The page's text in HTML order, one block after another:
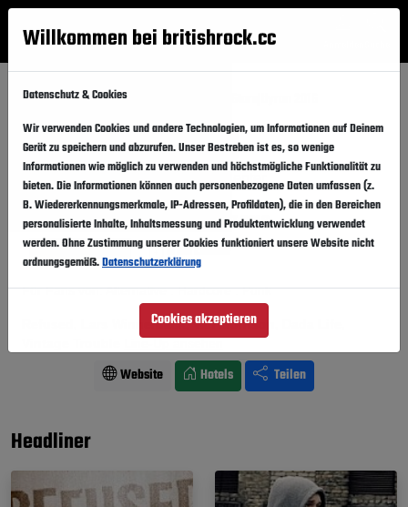
Menü
Startseite Festivals
Storsjöyran 2016 Folgen
Schweden, Östersund, Center
Freitag,29.07.2016-Samstag, 30.07.2016
Vergangener Event
Für Fans von: Alternative . Hardcore . Punk
Refused, Lars Winnerbäck, Van Morrison, Dada Life,
Website Hotels Teilen
Headliner
Willkommen bei britishrock.cc
Datenschutz & Cookies
Wir verwenden Cookies und andere Technologien, um Informationen auf Deinem
Gerät zu speichern und abzurufen. Unser Bestreben ist es, so wenige
Informationen wie möglich zu verwenden und höchstmögliche Funktionalität zu
bieten. Die Informationen können auch personenbezogene Daten umfassen (z.
B. Wiedererkennungsmerkmale, IP-Adressen, Profildaten), die in den Bereichen
personalisierte Inhalte, Inhaltsmessung und Produktentwicklung verwendet
werden. Ohne Zustimmung unserer Cookies funktioniert unsere Website nicht
ordnungsgemäß.Datenschutzerklärung
Cookies akzeptieren